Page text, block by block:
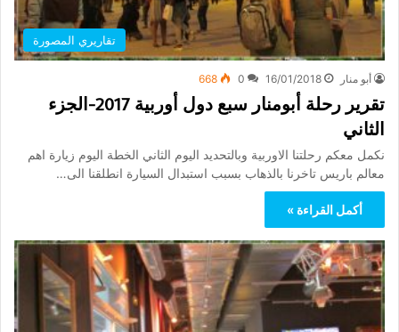
تقاريري المصورة
أبو منار 16/01/2018
0
668
تقرير رحلة أبومنار سبع دول أوربية 2017-الجزء
الثاني
نكمل معكم رحلتنا الاوربية وبالتحديد اليوم الثاني الخطة اليوم زيارة اهم
معالم باريس تاخرنا بالذهاب بسبب استبدال السيارة انطلقنا الى…
أكمل القراءة »